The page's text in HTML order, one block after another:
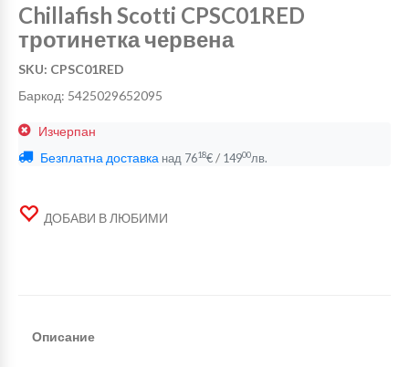
Chillafish Scotti CPSC01RED
тротинетка червена
SKU: CPSC01RED
Баркод: 5425029652095
Изчерпан
Безплатна доставка над 7618€ / 14900лв.
ДОБАВИ В ЛЮБИМИ
Описание